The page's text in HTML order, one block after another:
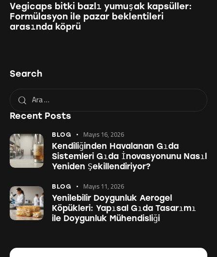
Vegicaps bitki bazlı yumuşak kapsüller:
Formülasyon ile pazar beklentileri
arasında köprü
Search
Recent Posts
BLOG Mayıs 16, 2026
Kendiliğinden Havalanan Gıda
Sistemleri Gıda İnovasyonunu Nasıl
Yeniden Şekillendiriyor?
BLOG Mayıs 11, 2026
Yenilebilir Doygunluk Aerogel
Köpükleri: Yapısal Gıda Tasarımı
ile Doygunluk Mühendisliği